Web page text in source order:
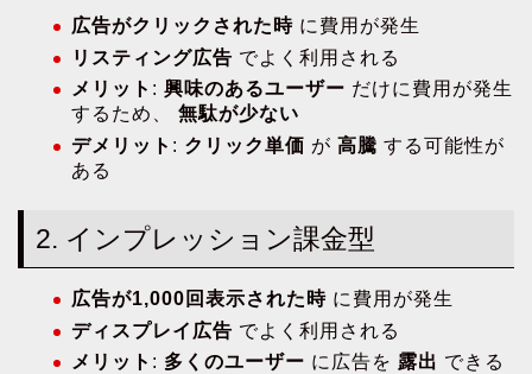
広告がクリックされた時 に費用が発生
リスティング広告 でよく利用される
メリット : 興味のあるユーザー だけに費用が発生
するため、 無駄が少ない
デメリット : クリック単価 が 高騰 する可能性が
ある
2. インプレッション課金型
広告が1,000回表示された時 に費用が発生
ディスプレイ広告 でよく利用される
メリット : 多くのユーザー に広告を 露出 できる